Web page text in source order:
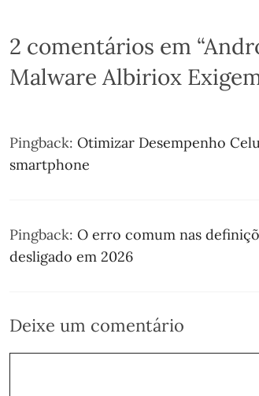
2 comentários em
Malware Albiriox
Pingback: Otimizar Desempenho
smartphone
Pingback: O erro comum nas
desligado em 2026
Deixe um comentário